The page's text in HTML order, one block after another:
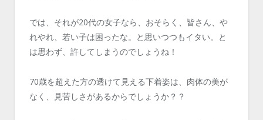
では、それが20代の女子なら、おそらく、皆さん、や
れやれ、若い子は困ったな。と思いつつもイタい。と
は思わず、許してしまうのでしょうね！
70歳を超えた方の透けて見える下着姿は、肉体の美が
なく、見苦しさがあるからでしょうか？？